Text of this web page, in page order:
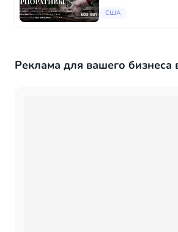
США
Реклама для вашего